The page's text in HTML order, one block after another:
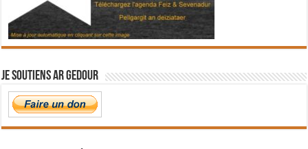
Je soutiens Ar Gedour